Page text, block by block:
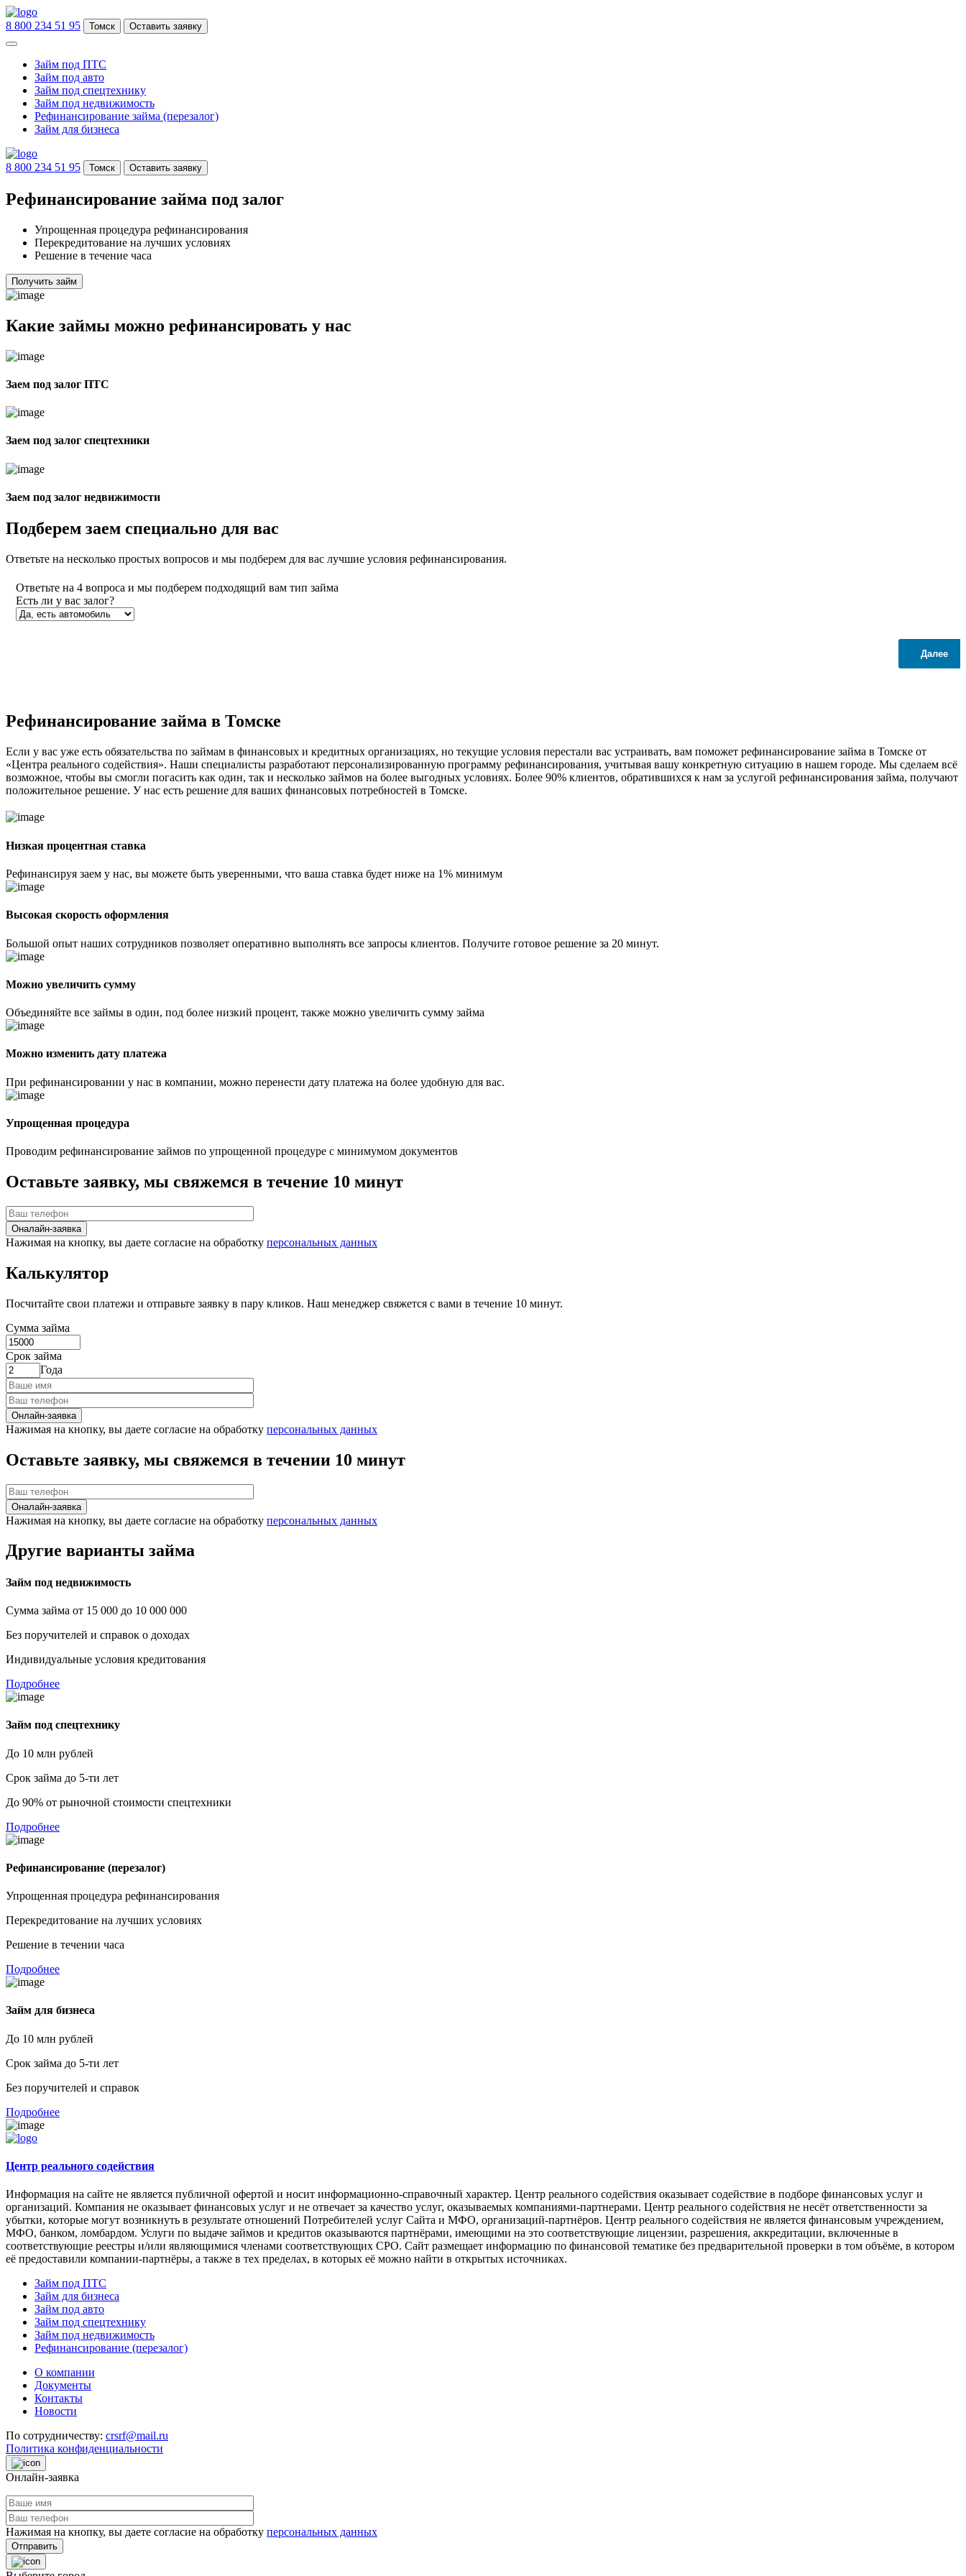
8 800 234 51 95 Томск Оставить заявку
Займ под ПТС
Займ под авто
Займ под спецтехнику
Займ под недвижимость
Рефинансирование займа (перезалог)
Займ для бизнеса
8 800 234 51 95 Томск Оставить заявку
Рефинансирование займа под залог
Упрощенная процедура рефинансирования
Перекредитование на лучших условиях
Решение в течение часа
Получить займ
Какие займы можно рефинансировать у нас
Заем под залог ПТС
Заем под залог спецтехники
Заем под залог недвижимости
Подберем заем специально для вас
Ответьте на несколько простых вопросов и мы подберем для вас лучшие условия рефинансирования.
Ответьте на 4 вопроса и мы подберем подходящий вам тип займа
Есть ли у вас залог?
Далее
Рефинансирование займа в Томске
Если у вас уже есть обязательства по займам в финансовых и кредитных организациях, но текущие условия перестали вас устраивать, вам поможет рефинансирование займа в Томске от
«Центра реального содействия». Наши специалисты разработают персонализированную программу рефинансирования, учитывая вашу конкретную ситуацию в нашем городе. Мы сделаем всё
возможное, чтобы вы смогли погасить как один, так и несколько займов на более выгодных условиях. Более 90% клиентов, обратившихся к нам за услугой рефинансирования займа, получают
положительное решение. У нас есть решение для ваших финансовых потребностей в Томске.
Низкая процентная ставка
Рефинансируя заем у нас, вы можете быть уверенными, что ваша ставка будет ниже на 1% минимум
Высокая скорость оформления
Большой опыт наших сотрудников позволяет оперативно выполнять все запросы клиентов. Получите готовое решение за 20 минут.
Можно увеличить сумму
Объединяйте все займы в один, под более низкий процент, также можно увеличить сумму займа
Можно изменить дату платежа
При рефинансировании у нас в компании, можно перенести дату платежа на более удобную для вас.
Упрощенная процедура
Проводим рефинансирование займов по упрощенной процедуре с минимумом документов
Оставьте заявку, мы свяжемся в течение 10 минут
Оналайн-заявка
Нажимая на кнопку, вы даете согласие на обработку персональных данных
Калькулятор
Посчитайте свои платежи и отправьте заявку в пару кликов. Наш менеджер свяжется с вами в течение 10 минут.
Сумма займа
Срок займа
Года
Онлайн-заявка
Нажимая на кнопку, вы даете согласие на обработку персональных данных
Оставьте заявку, мы свяжемся в течении 10 минут
Оналайн-заявка
Нажимая на кнопку, вы даете согласие на обработку персональных данных
Другие варианты займа
Займ под недвижимость
Сумма займа от 15 000 до 10 000 000
Без поручителей и справок о доходах
Индивидуальные условия кредитования
Подробнее
Займ под спецтехнику
До 10 млн рублей
Срок займа до 5-ти лет
До 90% от рыночной стоимости спецтехники
Подробнее
Рефинансирование (перезалог)
Упрощенная процедура рефинансирования
Перекредитование на лучших условиях
Решение в течении часа
Подробнее
Займ для бизнеса
До 10 млн рублей
Срок займа до 5-ти лет
Без поручителей и справок
Подробнее
Центр реального содействия
Информация на сайте не является публичной офертой и носит информационно-справочный характер. Центр реального содействия оказывает содействие в подборе финансовых услуг и
организаций. Компания не оказывает финансовых услуг и не отвечает за качество услуг, оказываемых компаниями-партнерами. Центр реального содействия не несёт ответственности за
убытки, которые могут возникнуть в результате отношений Потребителей услуг Сайта и МФО, организаций-партнёров. Центр реального содействия не является финансовым учреждением,
МФО, банком, ломбардом. Услуги по выдаче займов и кредитов оказываются партнёрами, имеющими на это соответствующие лицензии, разрешения, аккредитации, включенные в
соответствующие реестры и/или являющимися членами соответствующих СРО. Сайт размещает информацию по финансовой тематике без предварительной проверки в том объёме, в котором
её предоставили компании-партнёры, а также в тех пределах, в которых её можно найти в открытых источниках.
Займ под ПТС
Займ для бизнеса
Займ под авто
Займ под спецтехнику
Займ под недвижимость
Рефинансирование (перезалог)
О компании
Документы
Контакты
Новости
По сотрудничеству: crsrf@mail.ru
Политика конфиденциальности
Онлайн-заявка
Нажимая на кнопку, вы даете согласие на обработку персональных данных
Отправить